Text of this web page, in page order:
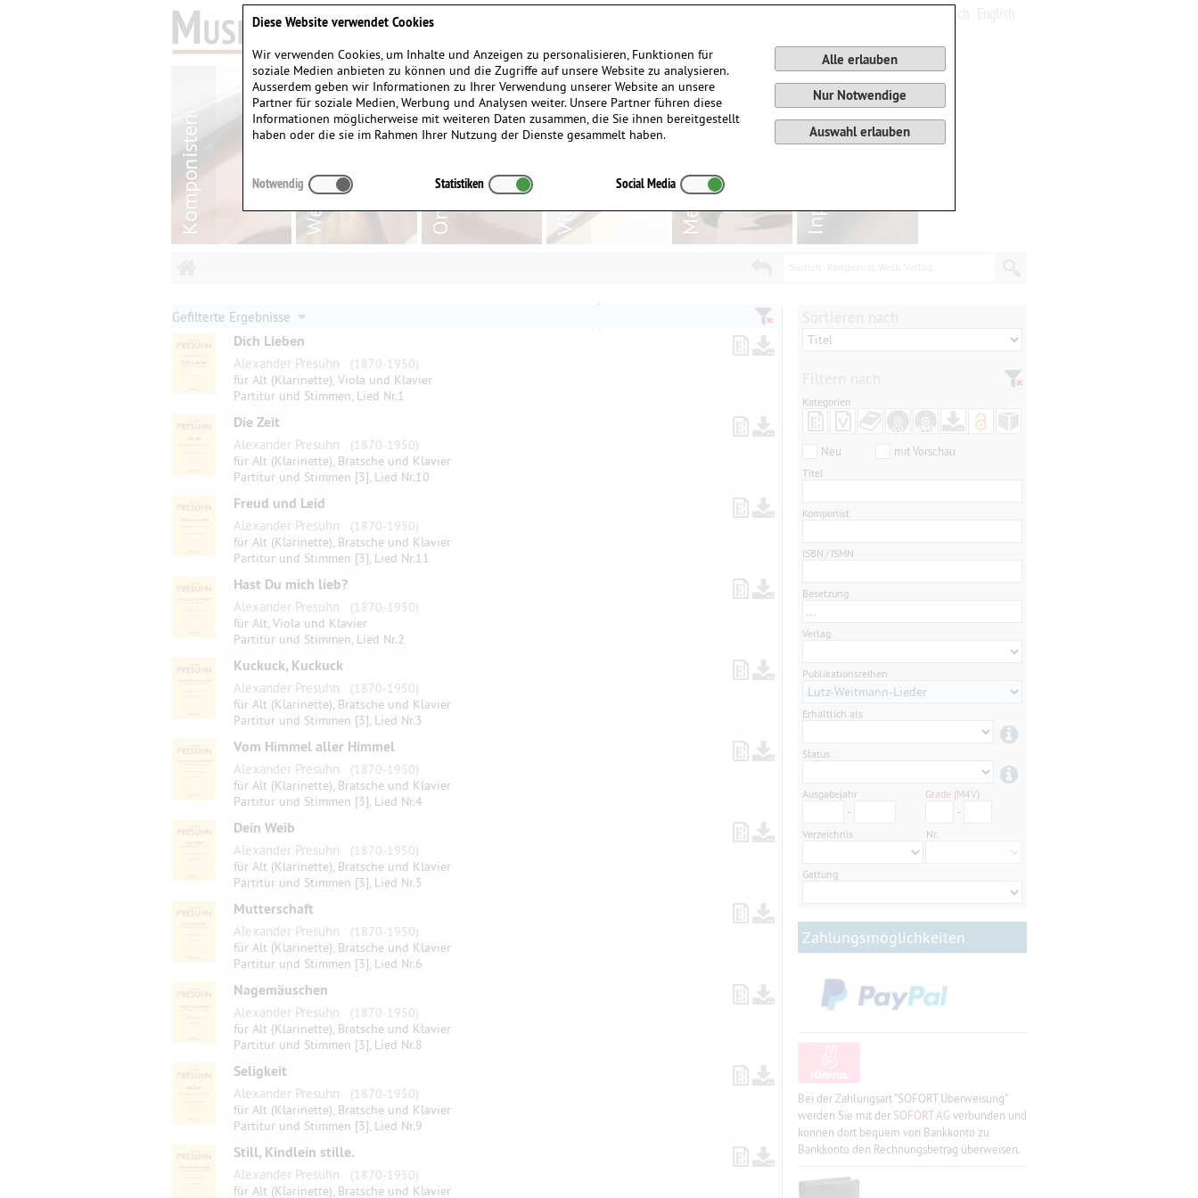
Gefilterte Ergebnisse
Dich Lieben
Alexander Presuhn
(1870-1950)
für Alt (Klarinette), Viola und Klavier
Partitur und Stimmen, Lied Nr.1
Die Zeit
Alexander Presuhn
(1870-1950)
für Alt (Klarinette), Bratsche und Klavier
Partitur und Stimmen [3], Lied Nr.10
Freud und Leid
Alexander Presuhn
(1870-1950)
für Alt (Klarinette), Bratsche und Klavier
Partitur und Stimmen [3], Lied Nr.11
Hast Du mich lieb?
Alexander Presuhn
(1870-1950)
für Alt, Viola und Klavier
Partitur und Stimmen, Lied Nr.2
Kuckuck, Kuckuck
Alexander Presuhn
(1870-1950)
für Alt (Klarinette), Bratsche und Klavier
Partitur und Stimmen [3], Lied Nr.3
Vom Himmel aller Himmel
Alexander Presuhn
(1870-1950)
für Alt (Klarinette), Bratsche und Klavier
Partitur und Stimmen [3], Lied Nr.4
Dein Weib
Alexander Presuhn
(1870-1950)
für Alt (Klarinette), Bratsche und Klavier
Partitur und Stimmen [3], Lied Nr.5
Mutterschaft
Alexander Presuhn
(1870-1950)
für Alt (Klarinette), Bratsche und Klavier
Partitur und Stimmen [3], Lied Nr.6
Nagemäuschen
Alexander Presuhn
(1870-1950)
für Alt (Klarinette), Bratsche und Klavier
Partitur und Stimmen [3], Lied Nr.8
Seligkeit
Alexander Presuhn
(1870-1950)
für Alt (Klarinette), Bratsche und Klavier
Partitur und Stimmen [3], Lied Nr.9
Still, Kindlein stille.
Alexander Presuhn
(1870-1950)
für Alt (Klarinette), Bratsche und Klavier
Kategorien
Neu mit Vorschau
Titel
Komponist
ISBN / ISMN
Besetzung
...
Verlag
Publikationsreihen
Erhältlich als
Status
Ausgabejahr Grade (M4V)
- -
Verzeichnis Nr.
Gattung
Zahlungsmöglichkeiten
Bei der Zahlungsart "SOFORT Überweisung"
werden Sie mit der SOFORT AG verbunden und
können dort bequem von Bankkonto zu
Bankkonto den Rechnungsbetrag überweisen.
Diese Website verwendet Cookies
Wir verwenden Cookies, um Inhalte und Anzeigen zu personalisieren, Funktionen für
soziale Medien anbieten zu können und die Zugriffe auf unsere Website zu analysieren.
Ausserdem geben wir Informationen zu Ihrer Verwendung unserer Website an unsere
Partner für soziale Medien, Werbung und Analysen weiter. Unsere Partner führen diese
Informationen möglicherweise mit weiteren Daten zusammen, die Sie ihnen bereitgestellt
haben oder die sie im Rahmen Ihrer Nutzung der Dienste gesammelt haben.
Alle erlauben
Nur Notwendige
Auswahl erlauben
Notwendig Statistiken Social Media